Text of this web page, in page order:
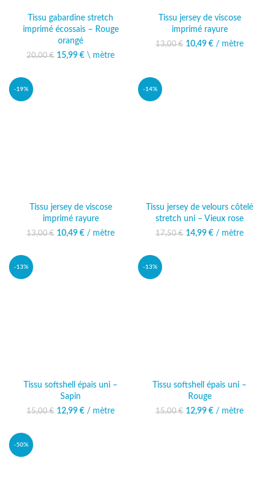
Tissu gabardine stretch
imprimé écossais – Rouge
orangé
20,00€
Le prix initial était :
15,99 €
Le prix
\ mètre
Tissu jersey de viscose
imprimé rayure
13,00€
Le prix initial était :
10,49 €
Le prix
/ mètre
-19%
Tissu jersey de viscose
imprimé rayure
13,00€
Le prix initial était :
10,49 €
Le prix
/ mètre
-14%
Tissu jersey de velours côtelé
stretch uni – Vieux rose
17,50€
Le prix initial était :
14,99 €
Le prix
/ mètre
-13%
Tissu softshell épais uni –
Sapin
15,00€
Le prix initial était :
12,99 €
Le prix
/ mètre
-13%
Tissu softshell épais uni –
Rouge
15,00€
Le prix initial était :
12,99 €
Le prix
/ mètre
-50%